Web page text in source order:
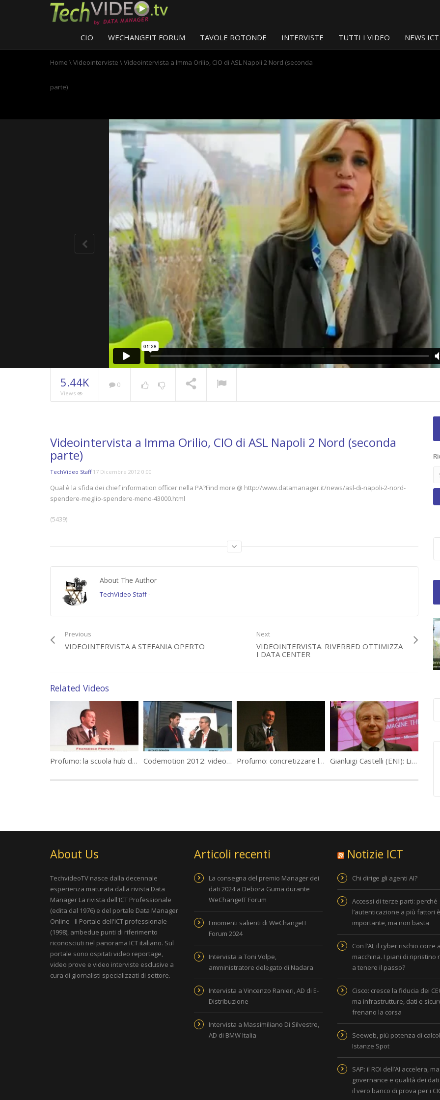
CIO WECHANGEIT FORUM TAVOLE ROTONDE INTERVISTE TUTTI I VIDEO NEWS ICT
Home \Videointerviste \Videointervista a Imma Orilio, CIO di ASL Napoli 2 Nord (seconda
parte)
5.44K
Views
0
Videointervista a Imma Orilio, CIO di ASL Napoli 2 Nord (seconda
parte)
TechVideo Staff 17 Dicembre 2012 0:00
Qual è la sfida dei chief information officer nella PA?Find more @ http://www.datamanager.it/news/asl-di-napoli-2-nord-
spendere-meglio-spendere-meno-43000.html
(5439)
Tags:asl,ASL Napoli 2 Nord,Cio,Imma Orilio,napoli,PA,PA. Microsoft, piattaforma Lync,sanità,Unified Communication,videointerviste,
About The Author
TechVideo Staff-
Previous
VIDEOINTERVISTA A STEFANIA OPERTO
Next
VIDEOINTERVISTA. RIVERBED OTTIMIZZA
I DATA CENTER
Related Videos
Profumo: la scuola hub della conoscenza Codemotion 2012: videointervista a Riccardo Donadon, Founder H-Farm Profumo: concretizzare la sfida dell ’ Agenda Digitale Gianluigi Castelli (ENI): Liberare l ‘ energia dell ’ innovazione
About Us
TechvideoTV nasce dalla decennale
esperienza maturata dalla rivista Data
Manager La rivista dell'ICT Professionale
(edita dal 1976) e del portale Data Manager
Online - Il Portale dell'ICT professionale
(1998), ambedue punti di riferimento
riconosciuti nel panorama ICT italiano. Sul
portale sono ospitati video reportage,
video prove e video interviste esclusive a
cura di giornalisti specializzati di settore.
Articoli recenti
La consegna del premio Manager dei
dati 2024 a Debora Guma durante
WeChangeIT Forum
I momenti salienti di WeChangeIT
Forum 2024
Intervista a Toni Volpe,
amministratore delegato di Nadara
Intervista a Vincenzo Ranieri, AD di E-
Distribuzione
Intervista a Massimiliano Di Silvestre,
AD di BMW Italia
Notizie ICT
Chi dirige gli agenti AI?
Accessi di terze parti: perché
l’autenticazione a più fattori è
importante, ma non basta
Con l’AI, il cyber rischio corre
macchina. I piani di ripristino
a tenere il passo?
Cisco: cresce la fiducia dei
ma infrastrutture, dati e
frenano la corsa
Seeweb, più potenza di
Istanze Spot
SAP: il ROI dell’AI accelera, ma
governance e qualità dei
il vero banco di prova per i